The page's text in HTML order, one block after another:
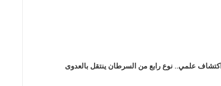
اكتشاف علمي.. نوع رابع من السرطان ينتقل بالعدوى